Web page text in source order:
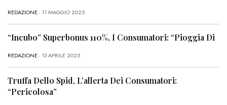
REDAZIONE- 11 MAGGIO 2025
“Incubo” Superbonus 110%, I Consumatori: “Pioggia Di
REDAZIONE- 13 APRILE 2025
Truffa Dello Spid, L’allerta Dei Consumatori:
“Pericolosa”